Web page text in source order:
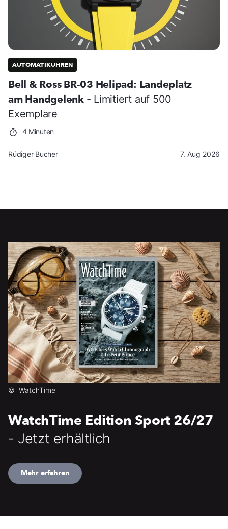
AUTOMATIKUHREN
Bell & Ross BR-03 Helipad: Landeplatz
am Handgelenk - Limitiert auf 500
Exemplare
4 Minuten
Rüdiger Bucher 7. Aug 2026
© WatchTime
WatchTime Edition Sport 26/27
- Jetzt erhältlich
Mehr erfahren